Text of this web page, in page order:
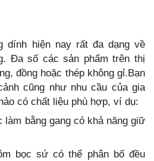
dính hiện nay rất đa dạng về
Đa số các sản phẩm trên thị
đồng hoặc thép không gỉ.Bạn
cũng như nhu cầu của gia
có chất liệu phù hợp, ví dụ:
bằng gang có khả năng giữ
bọc sứ có thể phân bố đều